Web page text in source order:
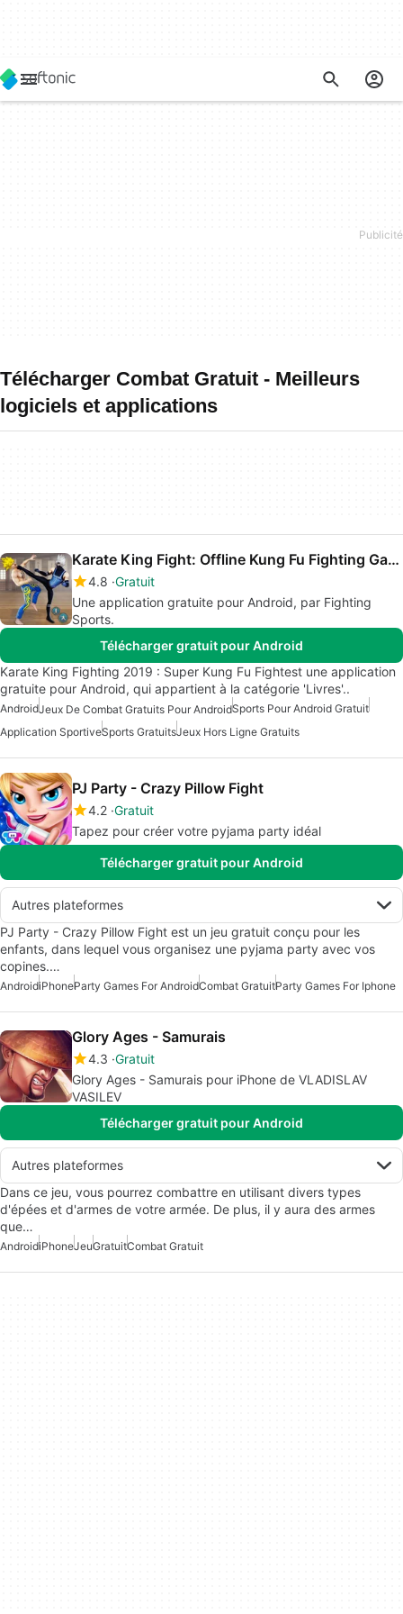
Télécharger Combat Gratuit - Meilleurs
logiciels et applications
Karate King Fight: Offline Kung Fu Fighting Games
4.8 Gratuit
Une application gratuite pour Android, par Fighting
Sports.
Télécharger gratuit pour Android
Karate King Fighting 2019 : Super Kung Fu Fightest une application
gratuite pour Android, qui appartient à la catégorie 'Livres'..
AndroidJeux De Combat Gratuits Pour AndroidSports Pour Android Gratuit
Application SportiveSports GratuitsJeux Hors Ligne Gratuits
PJ Party - Crazy Pillow Fight
4.2 Gratuit
Tapez pour créer votre pyjama party idéal
Télécharger gratuit pour Android
Autres plateformes
PJ Party - Crazy Pillow Fight est un jeu gratuit conçu pour les
enfants, dans lequel vous organisez une pyjama party avec vos
copines.…
AndroidiPhoneParty Games For AndroidCombat GratuitParty Games For Iphone
Glory Ages - Samurais
4.3 Gratuit
Glory Ages - Samurais pour iPhone de VLADISLAV
VASILEV
Télécharger gratuit pour Android
Autres plateformes
Dans ce jeu, vous pourrez combattre en utilisant divers types
d'épées et d'armes de votre armée. De plus, il y aura des armes
que…
AndroidiPhoneJeuGratuitCombat Gratuit